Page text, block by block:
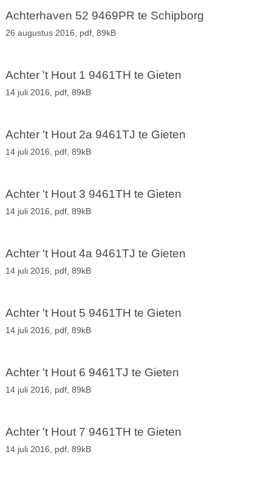
Achterhaven 52 9469PR te Schipborg
26 augustus 2016, pdf, 89kB
Achter 't Hout 1 9461TH te Gieten
14 juli 2016, pdf, 89kB
Achter 't Hout 2a 9461TJ te Gieten
14 juli 2016, pdf, 89kB
Achter 't Hout 3 9461TH te Gieten
14 juli 2016, pdf, 89kB
Achter 't Hout 4a 9461TJ te Gieten
14 juli 2016, pdf, 89kB
Achter 't Hout 5 9461TH te Gieten
14 juli 2016, pdf, 89kB
Achter 't Hout 6 9461TJ te Gieten
14 juli 2016, pdf, 89kB
Achter 't Hout 7 9461TH te Gieten
14 juli 2016, pdf, 89kB